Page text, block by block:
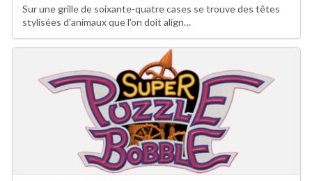
Sur une grille de soixante-quatre cases se trouve des têtes
stylisées d'animaux que l'on doit align…